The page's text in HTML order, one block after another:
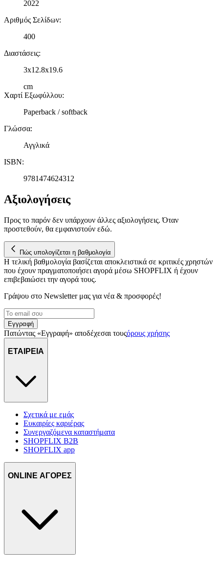
2022
Αριθμός Σελίδων:
400
Διαστάσεις:
3x12.8x19.6
cm
Χαρτί Εξωφύλλου:
Paperback / softback
Γλώσσα:
Αγγλικά
ISBN:
9781474624312
Αξιολογήσεις
Προς το παρόν δεν υπάρχουν άλλες αξιολογήσεις. Όταν
προστεθούν, θα εμφανιστούν εδώ.
Πώς υπολογίζεται η βαθμολογία
Η τελική βαθμολογία βασίζεται αποκλειστικά σε κριτικές χρηστών
που έχουν πραγματοποιήσει αγορά μέσω SHOPFLIX ή έχουν
επιβεβαιώσει την αγορά τους.
Γράψου στο Νewsletter μας για νέα & προσφορές!
Εγγραφή
Πατώντας «Εγγραφή» αποδέχεσαι τουςόρους χρήσης
ΕΤΑΙΡΕΙΑ
Σχετικά με εμάς
Ευκαιρίες καριέρας
Συνεργαζόμενα καταστήματα
SHOPFLIX B2B
SHOPFLIX app
ONLINE ΑΓΟΡΕΣ